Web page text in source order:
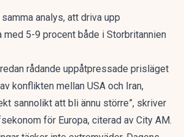
analys, att driva upp
5-9 procent både i Storbritannien
rådande uppåtpressade prisläget
konflikten mellan USA och Iran,
sannolikt att bli ännu större”, skriver
för Europa, citerad av City AM.